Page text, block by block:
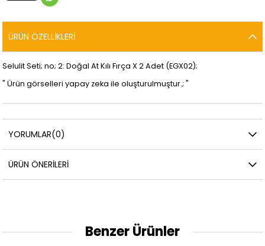
ÜRÜN ÖZELLIKLERI
Selulit Seti; no; 2: Doğal At Kılı Fırça X 2 Adet (EGX02);
" Ürün görselleri yapay zeka ile oluşturulmuştur.; "
YORUMLAR(0)
ÜRÜN ÖNERILERI
Benzer Ürünler